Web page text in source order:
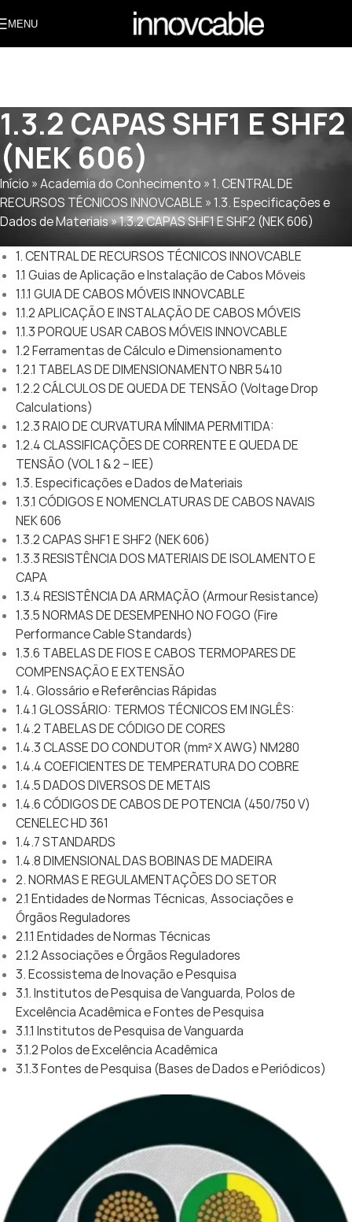
MENU
1.3.2 CAPAS SHF1 E SHF2
(NEK 606)
Início » Academia do Conhecimento » 1. CENTRAL DE
RECURSOS TÉCNICOS INNOVCABLE » 1.3. Especificações e
Dados de Materiais » 1.3.2 CAPAS SHF1 E SHF2 (NEK 606)
1. CENTRAL DE RECURSOS TÉCNICOS INNOVCABLE
1.1 Guias de Aplicação e Instalação de Cabos Móveis
1.1.1 GUIA DE CABOS MÓVEIS INNOVCABLE
1.1.2 APLICAÇÃO E INSTALAÇÃO DE CABOS MÓVEIS
1.1.3 PORQUE USAR CABOS MÓVEIS INNOVCABLE
1.2 Ferramentas de Cálculo e Dimensionamento
1.2.1 TABELAS DE DIMENSIONAMENTO NBR 5410
1.2.2 CÁLCULOS DE QUEDA DE TENSÃO (Voltage Drop
Calculations)
1.2.3 RAIO DE CURVATURA MÍNIMA PERMITIDA:
1.2.4 CLASSIFICAÇÕES DE CORRENTE E QUEDA DE
TENSÃO (VOL 1 & 2 – IEE)
1.3. Especificações e Dados de Materiais
1.3.1 CÓDIGOS E NOMENCLATURAS DE CABOS NAVAIS
NEK 606
1.3.2 CAPAS SHF1 E SHF2 (NEK 606)
1.3.3 RESISTÊNCIA DOS MATERIAIS DE ISOLAMENTO E
CAPA
1.3.4 RESISTÊNCIA DA ARMAÇÃO (Armour Resistance)
1.3.5 NORMAS DE DESEMPENHO NO FOGO (Fire
Performance Cable Standards)
1.3.6 TABELAS DE FIOS E CABOS TERMOPARES DE
COMPENSAÇÃO E EXTENSÃO
1.4. Glossário e Referências Rápidas
1.4.1 GLOSSÁRIO: TERMOS TÉCNICOS EM INGLÊS:
1.4.2 TABELAS DE CÓDIGO DE CORES
1.4.3 CLASSE DO CONDUTOR (mm² X AWG) NM280
1.4.4 COEFICIENTES DE TEMPERATURA DO COBRE
1.4.5 DADOS DIVERSOS DE METAIS
1.4.6 CÓDIGOS DE CABOS DE POTENCIA (450/750 V)
CENELEC HD 361
1.4.7 STANDARDS
1.4.8 DIMENSIONAL DAS BOBINAS DE MADEIRA
2. NORMAS E REGULAMENTAÇÕES DO SETOR
2.1 Entidades de Normas Técnicas, Associações e
Órgãos Reguladores
2.1.1 Entidades de Normas Técnicas
2.1.2 Associações e Órgãos Reguladores
3. Ecossistema de Inovação e Pesquisa
3.1. Institutos de Pesquisa de Vanguarda, Polos de
Excelência Acadêmica e Fontes de Pesquisa
3.1.1 Institutos de Pesquisa de Vanguarda
3.1.2 Polos de Excelência Acadêmica
3.1.3 Fontes de Pesquisa (Bases de Dados e Periódicos)